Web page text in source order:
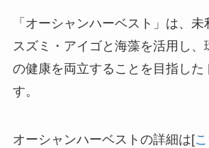
「オーシャンハーベスト」は、
スズミ・アイゴと海藻を活用し、
の健康を両立することを目指した
す。
オーシャンハーベストの詳細は[